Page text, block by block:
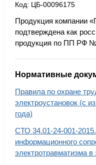
Код: ЦБ-00096175
Продукция компании
подтверждена как
продукция по ПП РФ
Нормативные
Правила по охране
электроустановок (с
года)
СТО 34.01-24-001-
информационного
электротравматизма